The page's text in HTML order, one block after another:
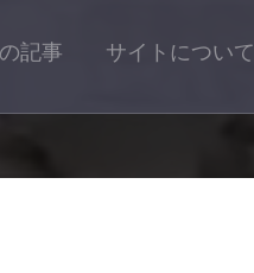
記事 サイトについて